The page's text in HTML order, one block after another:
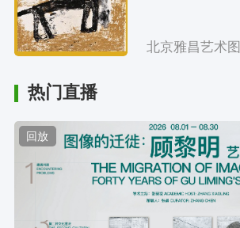
北京雅昌艺术
热门直播
回放